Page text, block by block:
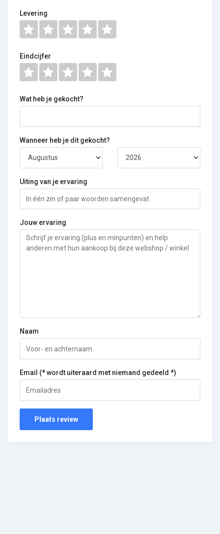
Levering
Eindcijfer
Wat heb je gekocht?
Wanneer heb je dit gekocht?
Uiting van je ervaring
Jouw ervaring
Naam
Email (* wordt uiteraard met niemand gedeeld *)
Plaats review